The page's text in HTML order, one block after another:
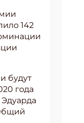
142
будут
года